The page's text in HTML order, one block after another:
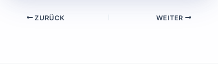
ZURÜCK WEITER